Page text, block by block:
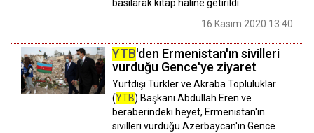
basılarak kitap haline getirildi.
16 Kasım 2020 13:40
YTB'den Ermenistan'ın sivilleri
vurduğu Gence'ye ziyaret
Yurtdışı Türkler ve Akraba Topluluklar
(YTB) Başkanı Abdullah Eren ve
beraberindeki heyet, Ermenistan'ın
sivilleri vurduğu Azerbaycan'ın Gence